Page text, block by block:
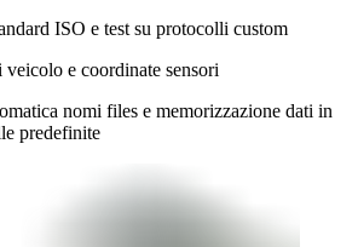
ISO e test su protocolli custom
veicolo e coordinate sensori
nomi files e memorizzazione dati in
predefinite